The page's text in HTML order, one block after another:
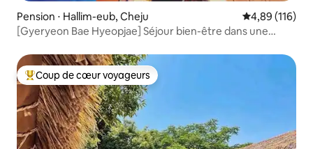
Pension ⋅ Hallim-eub, Cheju Évaluation
4,89 (116)
[Gyeryeon Bae Hyeopjae] Séjour bien-être dans une
Biyangdo _ À proximité de lieux prisés et de restaurants
réputés
Coups de cœur voyageurs les plus appréciés
Coup de cœur voyageurs